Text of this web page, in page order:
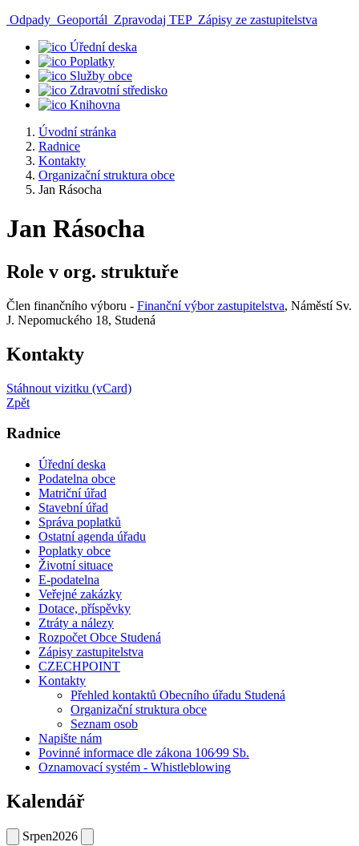
Odpady Geoportál Zpravodaj TEP Zápisy ze zastupitelstva
Úřední deska
Poplatky
Služby obce
Zdravotní středisko
Knihovna
Úvodní stránka
Radnice
Kontakty
Organizační struktura obce
Jan Rásocha
Jan Rásocha
Role v org. struktuře
Člen finančního výboru - Finanční výbor zastupitelstva, Náměstí Sv.
J. Nepomuckého 18, Studená
Kontakty
Stáhnout vizitku (vCard)
Zpět
Radnice
Úřední deska
Podatelna obce
Matriční úřad
Stavební úřad
Správa poplatků
Ostatní agenda úřadu
Poplatky obce
Životní situace
E-podatelna
Veřejné zakázky
Dotace, příspěvky
Ztráty a nálezy
Rozpočet Obce Studená
Zápisy zastupitelstva
CZECHPOINT
Kontakty
Přehled kontaktů Obecního úřadu Studená
Organizační struktura obce
Seznam osob
Napište nám
Povinné informace dle zákona 106⁄99 Sb.
Oznamovací systém - Whistleblowing
Kalendář
Srpen2026